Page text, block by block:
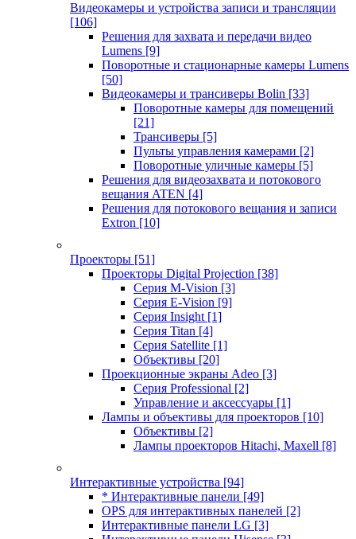
Видеокамеры и устройства записи и трансляции
[106]
Решения для захвата и передачи видео
Lumens [9]
Поворотные и стационарные камеры Lumens
[50]
Видеокамеры и трансиверы Bolin [33]
Поворотные камеры для помещений
[21]
Трансиверы [5]
Пульты управления камерами [2]
Поворотные уличные камеры [5]
Решения для видеозахвата и потокового
вещания ATEN [4]
Решения для потокового вещания и записи
Extron [10]
Проекторы [51]
Проекторы Digital Projection [38]
Серия M-Vision [3]
Серия E-Vision [9]
Серия Insight [1]
Серия Titan [4]
Серия Satellite [1]
Объективы [20]
Проекционные экраны Adeo [3]
Серия Professional [2]
Управление и аксессуары [1]
Лампы и объективы для проекторов [10]
Объективы [2]
Лампы проекторов Hitachi, Maxell [8]
Интерактивные устройства [94]
* Интерактивные панели [49]
OPS для интерактивных панелей [2]
Интерактивные панели LG [3]